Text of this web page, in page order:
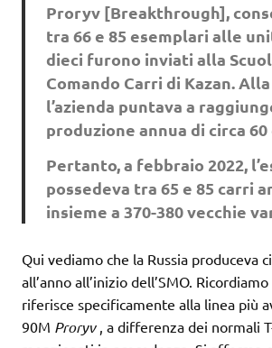
Proryv [Breakthrough],
tra 66 e 85 esemplari alle
dieci furono inviati alla
Comando Carri di Kazan.
l’azienda puntava a
produzione annua di circa
Pertanto, a febbraio 2022,
possedeva tra 65 e 85 carri
insieme a 370-380 vecchie
Qui vediamo che la Russia produceva
all’anno all’inizio dell’SMO.
riferisce specificamente alla linea più
90M Proryv , a differenza dei normali